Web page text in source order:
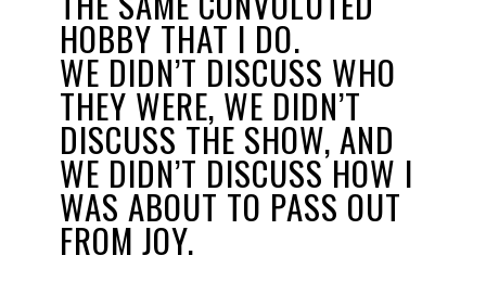
HOBBY THAT I DO.
WE DIDN’T DISCUSS WHO
THEY WERE, WE DIDN’T
DISCUSS THE SHOW, AND
WE DIDN’T DISCUSS HOW I
WAS ABOUT TO PASS OUT
FROM JOY.